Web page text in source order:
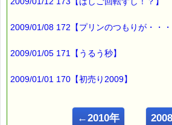
2009/01/08 172【プリンのつもりが・・・
2009/01/05 171【うるう秒】
2009/01/01 170【初売り2009】
←2010年